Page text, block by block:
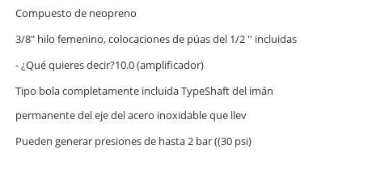
Compuesto de neopreno
3/8" hilo femenino, colocaciones de púas del 1/2 '' incluidas
- ¿Qué quieres decir?10.0 (amplificador)
Tipo bola completamente incluida TypeShaft del imán
permanente del eje del acero inoxidable que llev
Pueden generar presiones de hasta 2 bar ((30 psi)